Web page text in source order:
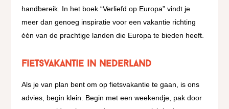
handbereik. In het boek “Verliefd op Europa” vindt je
meer dan genoeg inspiratie voor een vakantie richting
één van de prachtige landen die Europa te bieden heeft.
Fietsvakantie in Nederland
Als je van plan bent om op fietsvakantie te gaan, is ons
advies, begin klein. Begin met een weekendje, pak door